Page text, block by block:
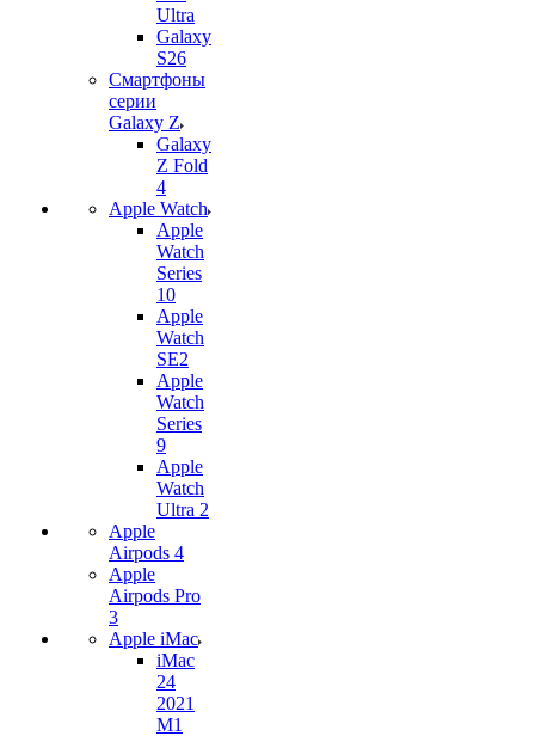
Ultra
Galaxy
S26
Смартфоны
серии
Galaxy Z
Galaxy
Z Fold
4
Apple Watch
Apple
Watch
Series
10
Apple
Watch
SE2
Apple
Watch
Series
9
Apple
Watch
Ultra 2
Apple
Airpods 4
Apple
Airpods Pro
3
Apple iMac
iMac
24
2021
M1